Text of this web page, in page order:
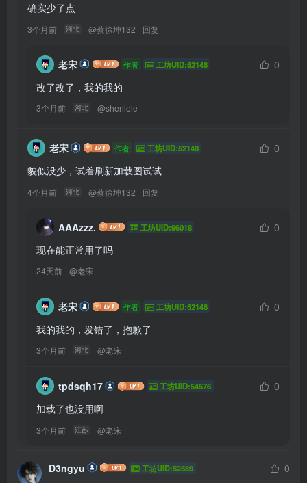
确实少了点
3个月前 河北 @蔡徐坤132 回复
老宋 作者 工坊UID:52148
0
改了改了，我的我的
3个月前 河北 @shenlele
老宋 作者 工坊UID:52148
0
貌似没少，试着刷新加载图试试
4个月前 河北 @蔡徐坤132 回复
AAAzzz. 工坊UID:96018
0
现在能正常用了吗
24天前 @老宋
老宋 作者 工坊UID:52148
0
我的我的，发错了，抱歉了
3个月前 河北 @老宋
tpdsqh17 工坊UID:54576
0
加载了也没用啊
3个月前 江苏 @老宋
D3ngyu 工坊UID:52589
0